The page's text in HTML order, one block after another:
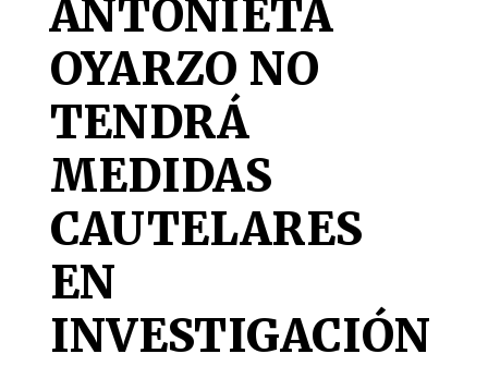
ANTONIETA
OYARZO NO
TENDRÁ
MEDIDAS
CAUTELARES
EN
INVESTIGACIÓN